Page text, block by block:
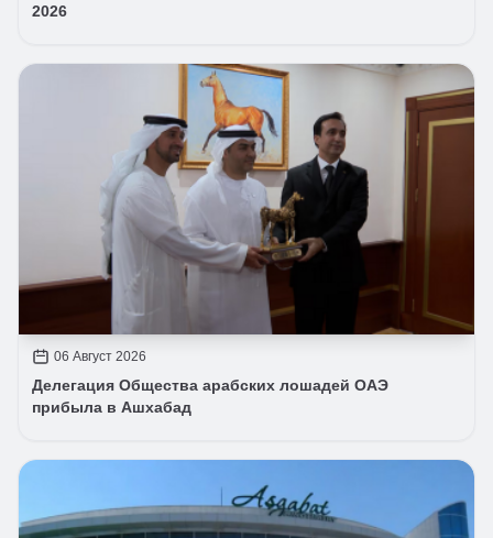
2026
06 Август 2026
Делегация Общества арабских лошадей ОАЭ
прибыла в Ашхабад